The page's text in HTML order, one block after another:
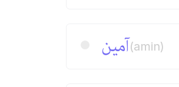
آمین(amin)